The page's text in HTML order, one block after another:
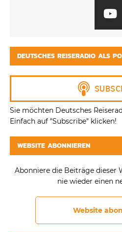
DEUTSCHES REISERADIO ALS
Sie möchten Deutsches
Einfach auf "Subscribe" klicken!
WEBSITE ABONNIEREN
Abonniere die Beiträge dieser
nie wieder einen
Website